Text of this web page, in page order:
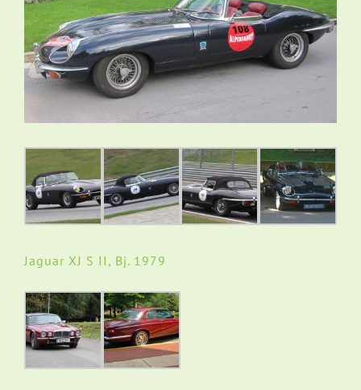
Jaguar XJ S II, Bj. 1979